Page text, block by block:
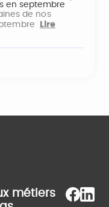
en septembre
de nos
Lire
métiers